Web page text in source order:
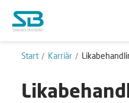
Start Karriär